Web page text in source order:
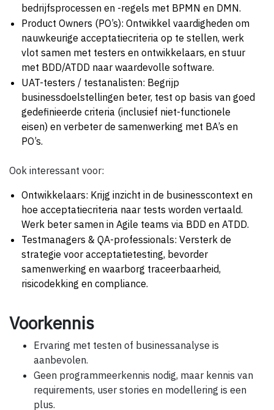
bedrijfsprocessen en -regels met BPMN en DMN.
Product Owners (PO’s): Ontwikkel vaardigheden om
nauwkeurige acceptatiecriteria op te stellen, werk
vlot samen met testers en ontwikkelaars, en stuur
met BDD/ATDD naar waardevolle software.
UAT-testers / testanalisten: Begrijp
businessdoelstellingen beter, test op basis van goed
gedefinieerde criteria (inclusief niet-functionele
eisen) en verbeter de samenwerking met BA’s en
PO’s.
Ook interessant voor:
Ontwikkelaars: Krijg inzicht in de businesscontext en
hoe acceptatiecriteria naar tests worden vertaald.
Werk beter samen in Agile teams via BDD en ATDD.
Testmanagers & QA-professionals: Versterk de
strategie voor acceptatietesting, bevorder
samenwerking en waarborg traceerbaarheid,
risicodekking en compliance.
Voorkennis
Ervaring met testen of businessanalyse is
aanbevolen.
Geen programmeerkennis nodig, maar kennis van
requirements, user stories en modellering is een
plus.